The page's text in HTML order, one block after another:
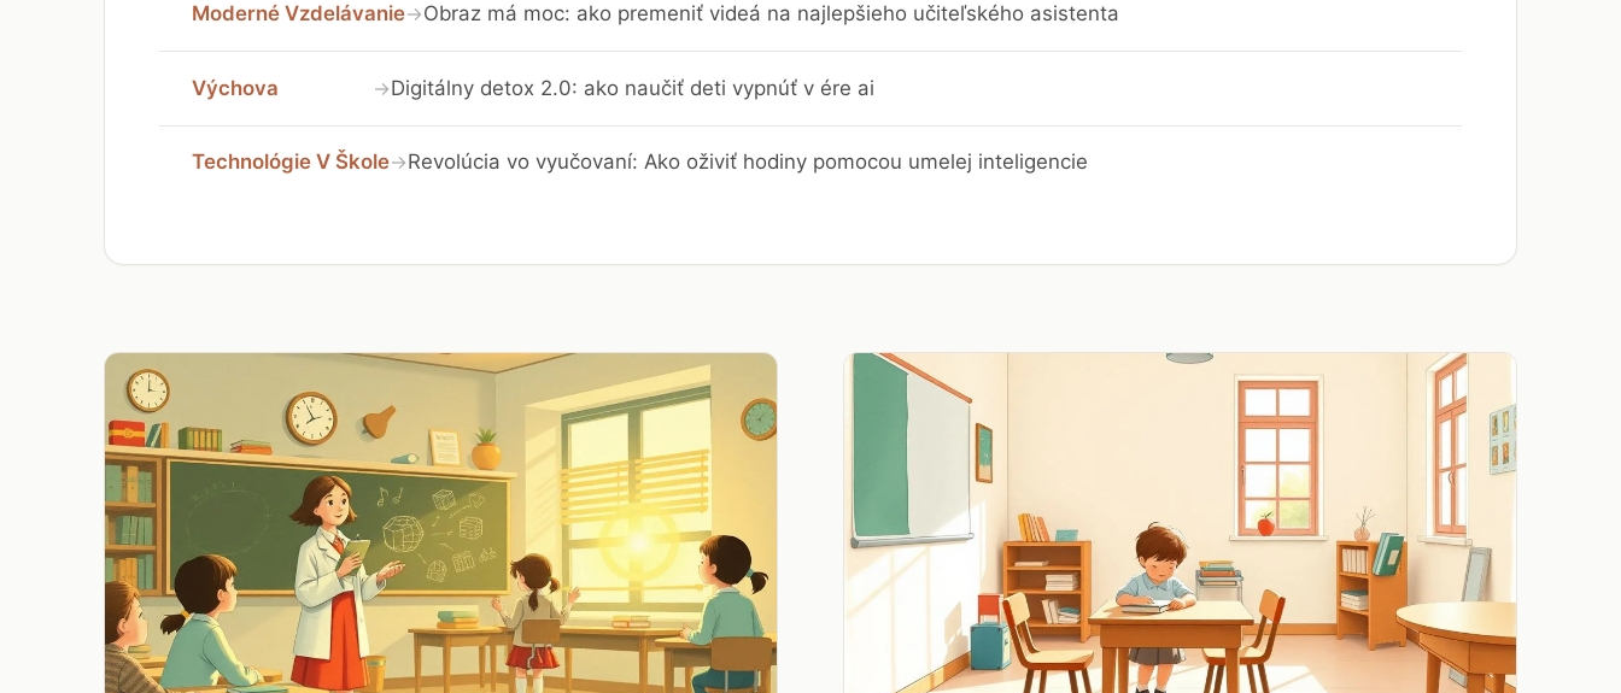
Moderné Vzdelávanie→Obraz má moc: ako premeniť videá na najlepšieho učiteľského asistenta
Výchova →Digitálny detox 2.0: ako naučiť deti vypnúť v ére ai
Technológie V Škole→Revolúcia vo vyučovaní: Ako oživiť hodiny pomocou umelej inteligencie